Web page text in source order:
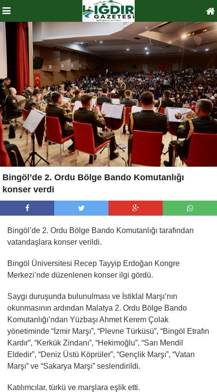
Bingöl’de 2. Ordu Bölge Bando Komutanlığı
konser verdi
Bingöl’de 2. Ordu Bölge Bando Komutanlığı tarafından
vatandaşlara konser verildi.
Bingöl Üniversitesi Recep Tayyip Erdoğan Kongre
Merkezi’nde düzenlenen konser ilgi gördü.
Saygı duruşunda bulunulması ve İstiklal Marşı’nın
okunmasının ardından Malatya 2. Ordu Bölge Bando
Komutanlığı’ndan Yüzbaşı Ahmet Kerem Çolak
yönetiminde “İzmir Marşı”, “Plevne Türküsü”, “Bingöl Etrafın
Kardır”, “Kerkük Zindanı”, “Hekimoğlu”, “Sarı Mendil
Eldedir”, “Deniz Üstü Köprüler”, “Gençlik Marşı”, “Vatan
Marşı” ve “Sakarya Marşı” seslendirildi.
Katılımcılar, türkü ve marşlara eşlik etti.